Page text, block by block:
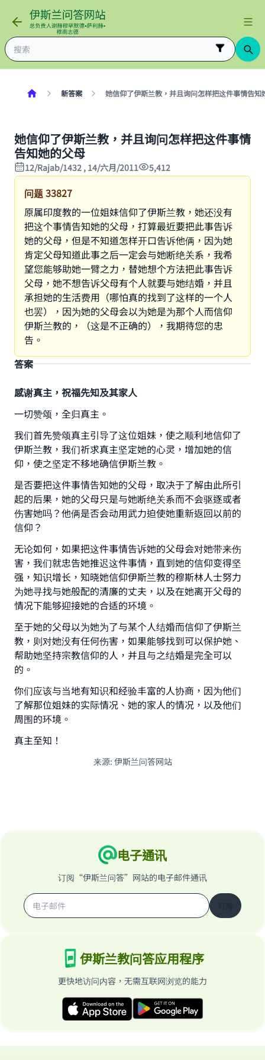
新答案 她信仰了伊斯兰教，并且询问怎样把这件事情告知
她信仰了伊斯兰教，并且询问怎样把这件事情
告知她的父母
12/Rajab/1432 , 14/六月/2011 5,412
问题33827
原属印度教的一位姐妹信仰了伊斯兰教，她还没有
把这个事情告知她的父母，打算最近要把此事告诉
她的父母，但是不知道怎样开口告诉他俩，因为她
肯定父母知道此事之后一定会与她断绝关系，我希
望您能够助她一臂之力，替她想个方法把此事告诉
父母，她不想告诉父母有个人就要与她结婚，并且
承担她的生活费用（哪怕真的找到了这样的一个人
也罢），因为她的父母会以为她是为那个人而信仰
伊斯兰教的，（这是不正确的），我期待您的忠
告。
答案
感谢真主，祝福先知及其家人
一切赞颂，全归真主。
我们首先赞颂真主引导了这位姐妹，使之顺利地信仰了
伊斯兰教，我们祈求真主坚定她的心灵，增加她的信
仰，使之坚定不移地确信伊斯兰教。
是否要把这件事情告知她的父母，取决于了解由此所引
起的后果，她的父母只是与她断绝关系而不会驱逐或者
伤害她吗？他俩是否会动用武力迫使她重新返回以前的
信仰？
无论如何，如果把这件事情告诉她的父母会对她带来伤
害，我们就忠告她推迟这件事情，直到她的信仰变得坚
强，知识增长，知晓她信仰伊斯兰教的穆斯林人士努力
为她寻找与她般配的清廉的丈夫，以及在她离开父母的
情况下能够迎接她的合适的环境。
至于她的父母以为她为了与某个人结婚而信仰了伊斯兰
教，则对她没有任何伤害，如果能够找到可以保护她、
帮助她坚持宗教信仰的人，并且与之结婚是完全可以
的。
你们应该与当地有知识和经验丰富的人协商，因为他们
了解那位姐妹的实际情况、她的家人的情况，以及他们
周围的环境。
真主至知！
来源: 伊斯兰问答网站
电子通讯
订阅“伊斯兰问答”网站的电子邮件通讯
伊斯兰教问答应用程序
更快地访问内容，无需互联网浏览的能力
Make an impact on millions of lives
Your support is crucial for our mission.
The Prophet (ﷺ) said:
"A person who leads others to doing what is
good will earn the same reward as those who do
it."
(MUSLIM, 1893)
Support IslamQA